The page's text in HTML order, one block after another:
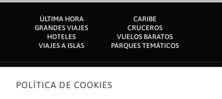
ÚLTIMA HORA
CARIBE
GRANDES VIAJES
CRUCEROS
HOTELES
VUELOS BARATOS
VIAJES A ISLAS
PARQUES TEMÁTICOS
Sobre nosotros
POLÍTICA DE COOKIES